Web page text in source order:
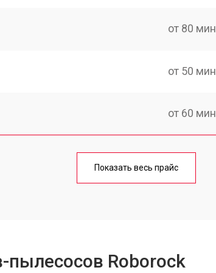
от 80 мин
от 50 мин
от 60 мин
от 50 мин
Показать весь прайс
пылесосов Roborock